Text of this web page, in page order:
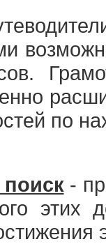
по
-
этих